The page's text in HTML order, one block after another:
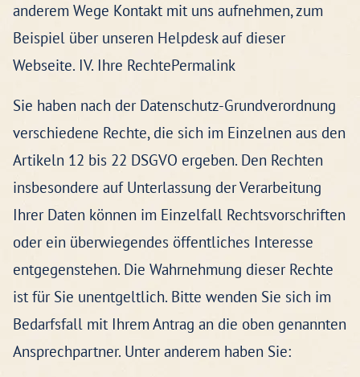
anderem Wege Kontakt mit uns aufnehmen, zum
Beispiel über unseren Helpdesk auf dieser
Webseite. IV. Ihre RechtePermalink
Sie haben nach der Datenschutz-Grundverordnung
verschiedene Rechte, die sich im Einzelnen aus den
Artikeln 12 bis 22 DSGVO ergeben. Den Rechten
insbesondere auf Unterlassung der Verarbeitung
Ihrer Daten können im Einzelfall Rechtsvorschriften
oder ein überwiegendes öffentliches Interesse
entgegenstehen. Die Wahrnehmung dieser Rechte
ist für Sie unentgeltlich. Bitte wenden Sie sich im
Bedarfsfall mit Ihrem Antrag an die oben genannten
Ansprechpartner. Unter anderem haben Sie: